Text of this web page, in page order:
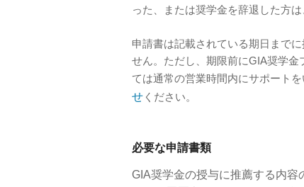
った、または奨学金を辞退した方
申請書は記載されている期日まで
せん。ただし、期限前にGIA奨学
ては通常の営業時間内にサポート
せ ください。
必要な申請書類
GIA奨学金の授与に推薦する内容